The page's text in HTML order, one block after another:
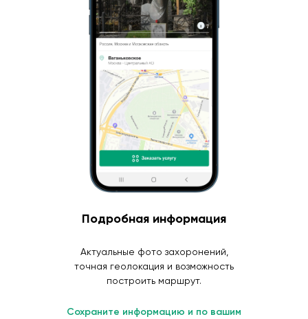
Подробная информация
Актуальные фото захоронений,
точная геолокация и возможность
построить маршрут.
Сохраните информацию и по вашим